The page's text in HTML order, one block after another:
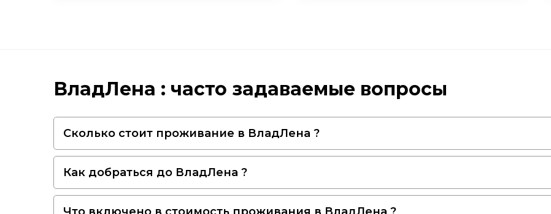
ВладЛена : часто задаваемые вопросы
Сколько стоит проживание в ВладЛена ?
Как добраться до ВладЛена ?
Что включено в стоимость проживания в ВладЛена ?